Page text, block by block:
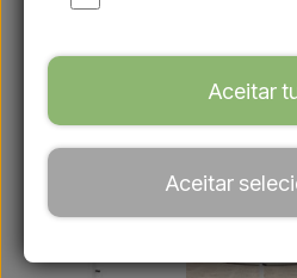
Aceitar
Aceitar